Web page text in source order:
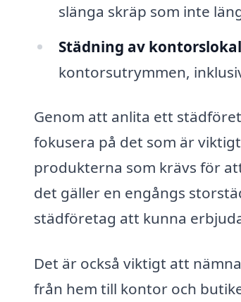
slänga skräp som inte
Städning av
kontorsutrymmen,
Genom att anlita ett
fokusera på det som är
produkterna som krävs för
det gäller en engångs
städföretag att kunna
Det är också viktigt att
från hem till kontor och